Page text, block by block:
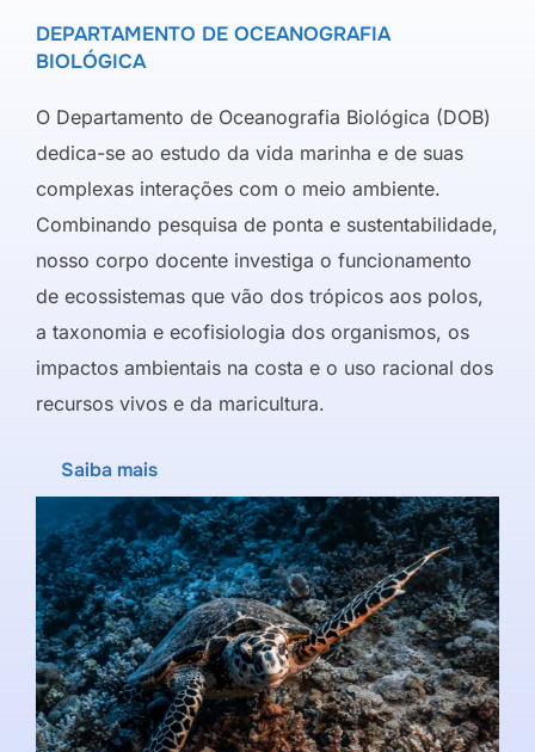
DEPARTAMENTO DE OCEANOGRAFIA
BIOLÓGICA
O Departamento de Oceanografia Biológica (DOB)
dedica-se ao estudo da vida marinha e de suas
complexas interações com o meio ambiente.
Combinando pesquisa de ponta e sustentabilidade,
nosso corpo docente investiga o funcionamento
de ecossistemas que vão dos trópicos aos polos,
a taxonomia e ecofisiologia dos organismos, os
impactos ambientais na costa e o uso racional dos
recursos vivos e da maricultura.
Saiba mais